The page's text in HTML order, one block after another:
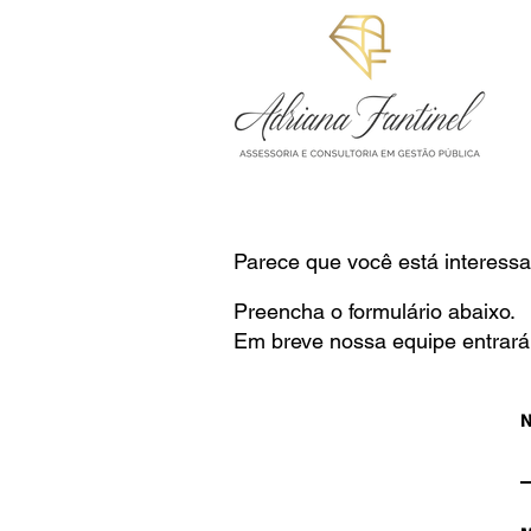
Parece que você está
Preencha o formulário abaixo.
Em breve nossa equipe